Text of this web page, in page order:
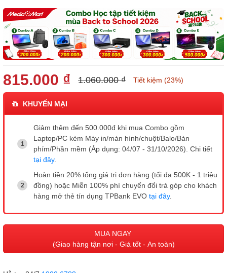
815.000 ₫ 1.060.000 ₫ Tiết kiệm (23%)
KHUYẾN MẠI
Giảm thêm đến 500.000đ khi mua Combo gồm
Laptop/PC kèm Máy in/màn hình/chuột/Balo/Bàn
phím/Phần mềm (Áp dụng: 04/07 - 31/10/2026). Chi tiết
tại đây.
Hoàn tiền 20% tổng giá trị đơn hàng (tối đa 500K - 1 triệu
đồng) hoặc Miễn 100% phí chuyển đổi trả góp cho khách
hàng mở thẻ tín dụng TPBank EVO tại đây.
MUA NGAY
(Giao hàng tận nơi - Giá tốt - An toàn)